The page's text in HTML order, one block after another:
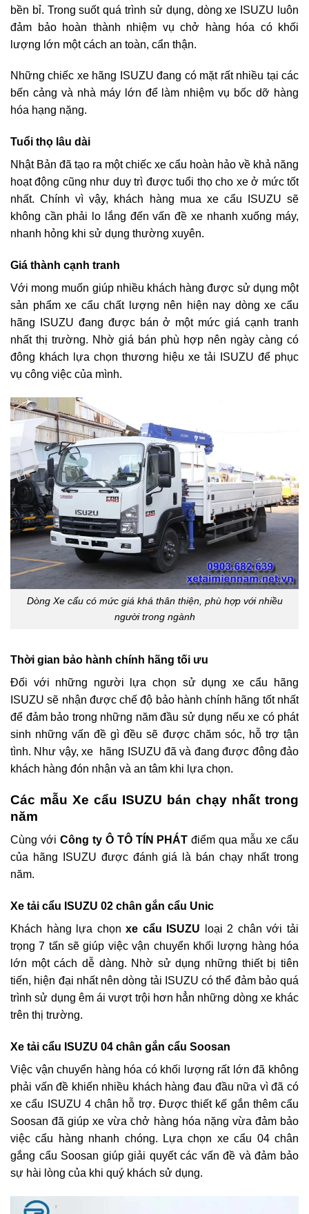
bền bỉ. Trong suốt quá trình sử dụng, dòng xe ISUZU luôn
đảm bảo hoàn thành nhiệm vụ chở hàng hóa có khối
lượng lớn một cách an toàn, cẩn thận.
Những chiếc xe hãng ISUZU đang có mặt rất nhiều tại các
bến cảng và nhà máy lớn để làm nhiệm vụ bốc dỡ hàng
hóa hạng nặng.
Tuổi thọ lâu dài
Nhật Bản đã tạo ra một chiếc xe cẩu hoàn hảo về khả năng
hoạt động cũng như duy trì được tuổi thọ cho xe ở mức tốt
nhất. Chính vì vậy, khách hàng mua xe cẩu ISUZU sẽ
không cần phải lo lắng đến vấn đề xe nhanh xuống máy,
nhanh hỏng khi sử dụng thường xuyên.
Giá thành cạnh tranh
Với mong muốn giúp nhiều khách hàng được sử dụng một
sản phẩm xe cẩu chất lượng nên hiện nay dòng xe cẩu
hãng ISUZU đang được bán ở một mức giá cạnh tranh
nhất thị trường. Nhờ giá bán phù hợp nên ngày càng có
đông khách lựa chọn thương hiệu xe tải ISUZU để phục
vụ công việc của mình.
Dòng Xe cẩu có mức giá khá thân thiện, phù hợp với nhiều
người trong ngành
Thời gian bảo hành chính hãng tối ưu
Đối với những người lựa chọn sử dụng xe cẩu hãng
ISUZU sẽ nhận được chế độ bảo hành chính hãng tốt nhất
để đảm bảo trong những năm đầu sử dụng nếu xe có phát
sinh những vấn đề gì đều sẽ được chăm sóc, hỗ trợ tận
tình. Như vậy, xe hãng ISUZU đã và đang được đông đảo
khách hàng đón nhận và an tâm khi lựa chọn.
Các mẫu Xe cẩu ISUZU bán chạy nhất trong
năm
Cùng với Công ty Ô TÔ TÍN PHÁT điểm qua mẫuxe cẩu
của hãng ISUZU được đánh giá là bán chạy nhất trong
năm.
Xe tải cẩu ISUZU 02 chân gắn cẩu Unic
Khách hàng lựa chọnxe cẩu ISUZU loại 2 chân với tải
trọng 7 tấn sẽ giúp việc vận chuyển khối lượng hàng hóa
lớn một cách dễ dàng. Nhờ sử dụng những thiết bị tiên
tiến, hiện đại nhất nên dòng tải ISUZU có thể đảm bảo quá
trình sử dụng êm ái vượt trội hơn hẳn những dòng xe khác
trên thị trường.
Xe tải cẩu ISUZU 04 chân gắn cẩu Soosan
Việc vận chuyển hàng hóa có khối lượng rất lớn đã không
phải vấn đề khiến nhiều khách hàng đau đầu nữa vì đã có
xe cẩu ISUZU 4 chân hỗ trợ. Được thiết kế gắn thêm cẩu
Soosan đã giúp xe vừa chở hàng hóa nặng vừa đảm bảo
việc cẩu hàng nhanh chóng. Lựa chọn xe cẩu 04 chân
gắng cẩu Soosan giúp giải quyết các vấn đề và đảm bảo
sự hài lòng của khi quý khách sử dụng.